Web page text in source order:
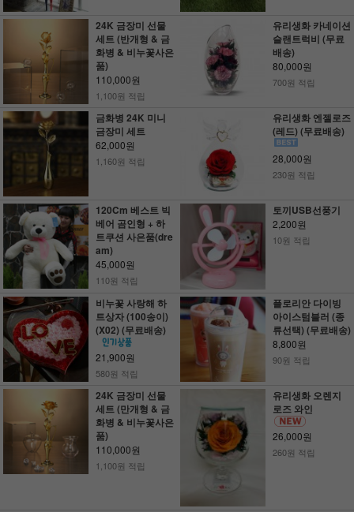
24K 금장미 선물
세트 (반개형 & 금
화병 & 비누꽃사은
품)
110,000원
1,100원 적립
유리생화 카네이션
슬랜트럭비 (무료
배송)
80,000원
700원 적립
금화병 24K 미니
금장미 세트
62,000원
1,160원 적립
유리생화 엔젤로즈
(레드) (무료배송)
28,000원
230원 적립
120Cm 베스트 빅
베어 곰인형 + 하
트쿠션 사은품(dre
am)
45,000원
110원 적립
토끼USB선풍기
2,200원
10원 적립
비누꽃 사랑해 하
트상자 (100송이)
(X02) (무료배송)
21,900원
580원 적립
플로리안 다이빙
아이스텀블러 (종
류선택) (무료배송)
8,800원
90원 적립
24K 금장미 선물
세트 (만개형 & 금
화병 & 비누꽃사은
품)
110,000원
1,100원 적립
유리생화 오렌지
로즈 와인
26,000원
260원 적립